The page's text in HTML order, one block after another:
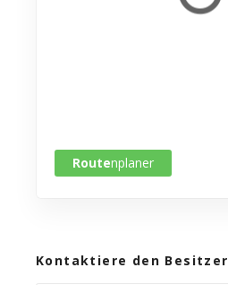
Routenplaner
Kontaktiere den Besitzer